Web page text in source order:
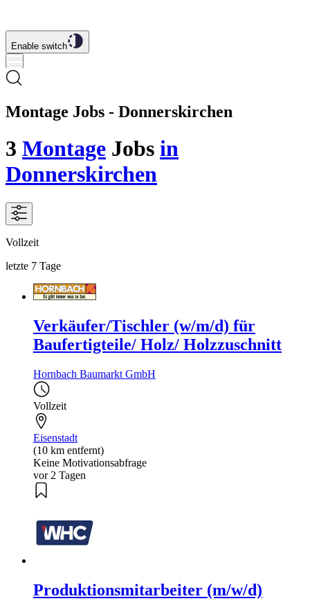
Enable switch
Montage Jobs - Donnerskirchen
3 Montage Jobs in
Donnerskirchen
Vollzeit
letzte 7 Tage
Verkäufer/Tischler (w/m/d) für
Baufertigteile/ Holz/ Holzzuschnitt
Hornbach Baumarkt GmbH
Vollzeit
Eisenstadt
(10 km entfernt)
Keine Motivationsabfrage
vor 2 Tagen
Produktionsmitarbeiter (m/w/d)